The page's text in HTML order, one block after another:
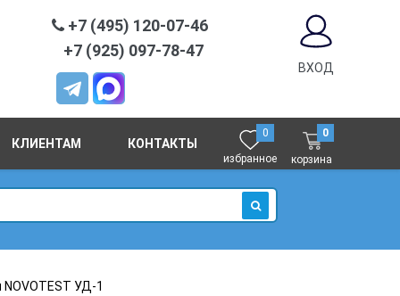
+7 (495) 120-07-46
+7 (925) 097-78-47
ВХОД
КЛИЕНТАМ КОНТАКТЫ
0
избранное
0
корзина
ИСКАТЬ
УД-1